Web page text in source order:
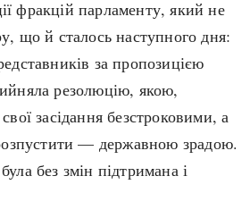
фракцій парламенту, який не
що й сталось наступного дня:
за пропозицією
резолюцію, якою,
засідання безстроковими, а
— державною зрадою.
без змін підтримана і